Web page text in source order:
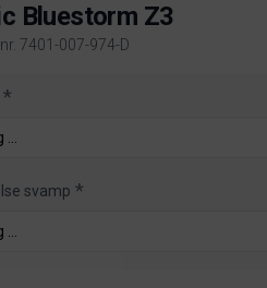
Bluestorm Z3
7401-007-974-D
information
svamp